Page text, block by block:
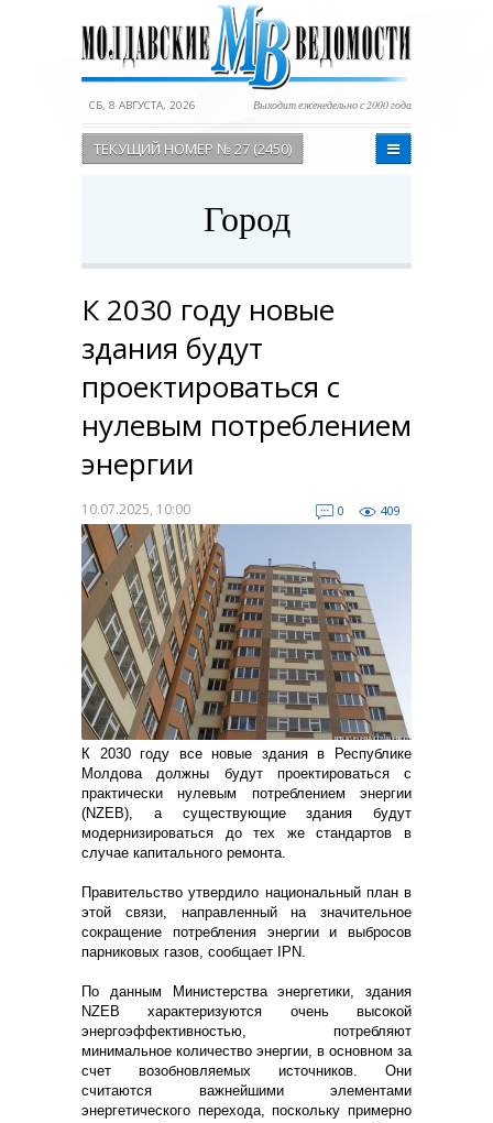
СБ, 8 АВГУСТА, 2026 Выходит еженедельно с 2000 года
ТЕКУЩИЙ НОМЕР № 27 (2450)
Город
К 2030 году новые
здания будут
проектироваться с
нулевым потреблением
энергии
10.07.2025, 10:00 0 409
К 2030 году все новые здания в Республике
Молдова должны будут проектироваться с
практически нулевым потреблением энергии
(NZEB), а существующие здания будут
модернизироваться до тех же стандартов в
случае капитального ремонта.
Правительство утвердило национальный план в
этой связи, направленный на значительное
сокращение потребления энергии и выбросов
парниковых газов, сообщает IPN.
По данным Министерства энергетики, здания
NZEB характеризуются очень высокой
энергоэффективностью, потребляют
минимальное количество энергии, в основном за
счет возобновляемых источников. Они
считаются важнейшими элементами
энергетического перехода, поскольку примерно